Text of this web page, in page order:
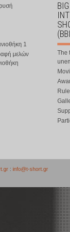
1
μελών
The
: info@t-short.gr